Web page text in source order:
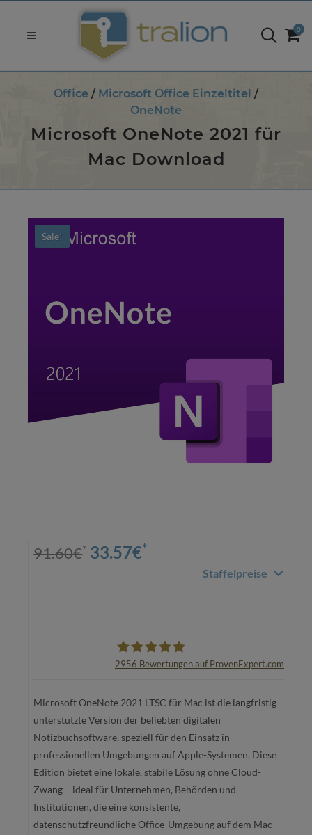
0
Office / Microsoft Office Einzeltitel /
OneNote
Microsoft OneNote 2021 für
Mac Download
Sale!
91.60€* 33.57€*
Staffelpreise
2956 Bewertungen auf ProvenExpert.com
Microsoft OneNote 2021 LTSC für Mac ist die langfristig
unterstützte Version der beliebten digitalen
Notizbuchsoftware, speziell für den Einsatz in
professionellen Umgebungen auf Apple-Systemen. Diese
Edition bietet eine lokale, stabile Lösung ohne Cloud-
Zwang – ideal für Unternehmen, Behörden und
Institutionen, die eine konsistente,
datenschutzfreundliche Office-Umgebung auf dem Mac